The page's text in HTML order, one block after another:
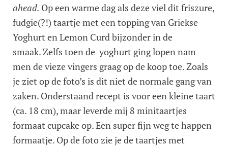
ahead. Op een warme dag als deze viel dit friszure,
fudgie(?!) taartje met een topping van Griekse
Yoghurt en Lemon Curd bijzonder in de
smaak. Zelfs toen de yoghurt ging lopen nam
men de vieze vingers graag op de koop toe. Zoals
je ziet op de foto’s is dit niet de normale gang van
zaken. Onderstaand recept is voor een kleine taart
(ca. 18 cm), maar leverde mij 8 minitaartjes
formaat cupcake op. Een super fijn weg te happen
formaatje. Op de foto zie je de taartjes met